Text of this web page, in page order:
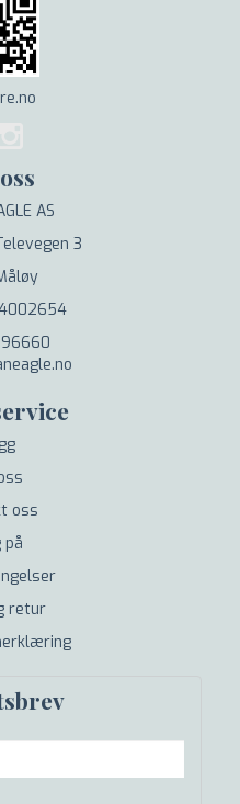
AS
3
oss
på
retur